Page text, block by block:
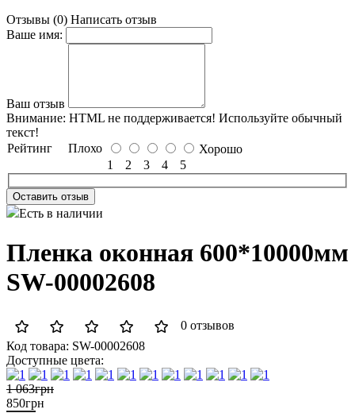
Отзывы (0) Написать отзыв
Ваше имя:
Ваш отзыв
Внимание: HTML не поддерживается! Используйте обычный
текст!
Рейтинг Плохо
Хорошо
1
2 3 4 5
Оставить отзыв
Есть в наличии
Пленка оконная 600*10000мм
SW-00002608
0 отзывов
Код товара: SW-00002608
Доступные цвета:
1 063грн
850грн